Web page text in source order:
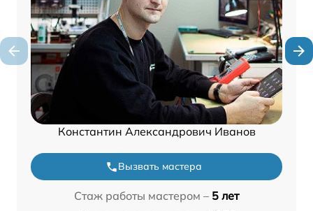
Константин Александрович Иванов
Вызвать мастера
Стаж работы мастером – 5 лет